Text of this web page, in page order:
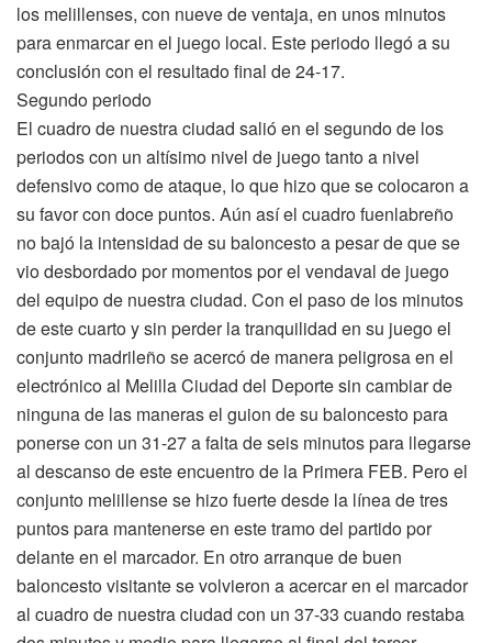
los melillenses, con nueve de ventaja, en unos minutos
para enmarcar en el juego local. Este periodo llegó a su
conclusión con el resultado final de 24-17.
Segundo periodo
El cuadro de nuestra ciudad salió en el segundo de los
periodos con un altísimo nivel de juego tanto a nivel
defensivo como de ataque, lo que hizo que se colocaron a
su favor con doce puntos. Aún así el cuadro fuenlabreño
no bajó la intensidad de su baloncesto a pesar de que se
vio desbordado por momentos por el vendaval de juego
del equipo de nuestra ciudad. Con el paso de los minutos
de este cuarto y sin perder la tranquilidad en su juego el
conjunto madrileño se acercó de manera peligrosa en el
electrónico al Melilla Ciudad del Deporte sin cambiar de
ninguna de las maneras el guion de su baloncesto para
ponerse con un 31-27 a falta de seis minutos para llegarse
al descanso de este encuentro de la Primera FEB. Pero el
conjunto melillense se hizo fuerte desde la línea de tres
puntos para mantenerse en este tramo del partido por
delante en el marcador. En otro arranque de buen
baloncesto visitante se volvieron a acercar en el marcador
al cuadro de nuestra ciudad con un 37-33 cuando restaba